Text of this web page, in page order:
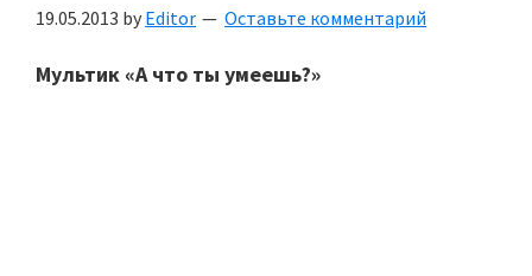
19.05.2013 by Editor Оставьте комментарий
Мультик «А что ты умеешь?»